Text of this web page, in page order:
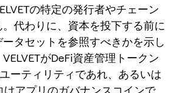
の特定の発行者やチェーン
代わりに、資本を投下する前に
タセットを参照すべきかを示し
がDeFi資産管理トークン
ーティリティであれ、あるいは
けアプリのガバナンスコインで